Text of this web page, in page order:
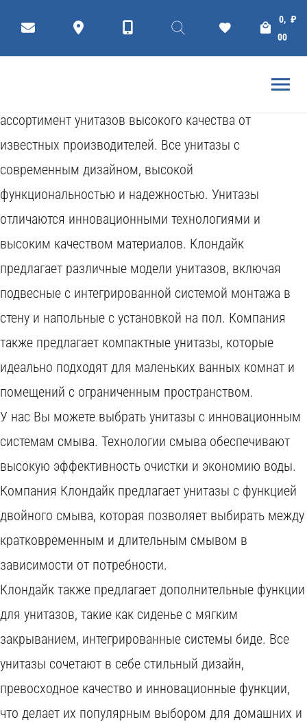
₽
0,
00
ни аз ы
ассортимент унитазов высокого качества от
известных производителей. Все унитазы с
современным дизайном, высокой
функциональностью и надежностью. Унитазы
отличаются инновационными технологиями и
высоким качеством материалов. Клондайк
предлагает различные модели унитазов, включая
подвесные с интегрированной системой монтажа в
стену и напольные с установкой на пол. Компания
также предлагает компактные унитазы, которые
идеально подходят для маленьких ванных комнат и
помещений с ограниченным пространством.
У нас Вы можете выбрать унитазы с инновационным
системам смыва. Технологии смыва обеспечивают
высокую эффективность очистки и экономию воды.
Компания Клондайк предлагает унитазы с функцией
двойного смыва, которая позволяет выбирать между
кратковременным и длительным смывом в
зависимости от потребности.
Клондайк также предлагает дополнительные функции
для унитазов, такие как сиденье с мягким
закрыванием, интегрированные системы биде. Все
унитазы сочетают в себе стильный дизайн,
превосходное качество и инновационные функции,
что делает их популярным выбором для домашних и